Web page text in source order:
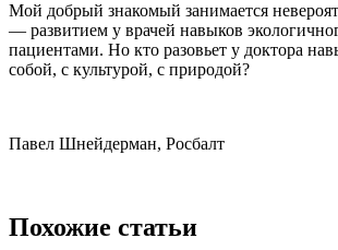
Мой добрый знакомый занимается
— развитием у врачей навыков
пациентами. Но кто разовьет у доктора
собой, с культурой, с природой?
Павел Шнейдерман, Росбалт
Похожие статьи